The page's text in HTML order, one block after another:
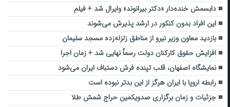
دابسمش خنده‌دار «دکتر بیرانوند» وایرال شد + فیلم
این افراد بدون کنکور در ارشد پذیرش می‌شوند
بازدید معاون وزیر نیرو از مناطق زلزله‌زده مسجد سلیمان
افزایش حقوق کارکنان دولت رسماً نهایی شد + زمان اجرا
نمایشگاه اصفهان، قلب تپنده‌ فرش دستباف ایران می‌شود
رابطه اروپا با ایران هرگز از این بدتر نبوده است
جزئیات و زمان برگزاری صدویکمین حراج شمش طلا